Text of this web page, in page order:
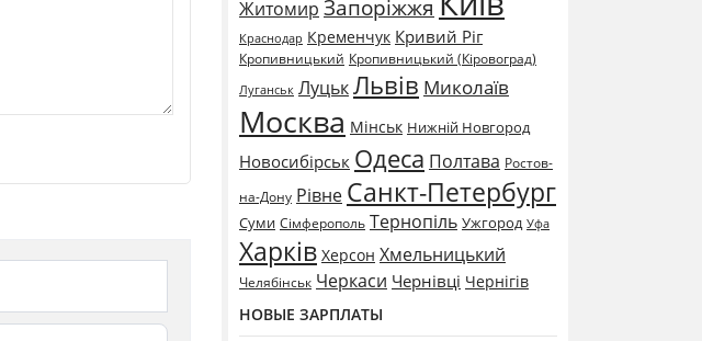
Житомир Запоріжжя
Краснодар Кременчук Кривий Ріг
Кропивницький Кропивницький (Кіровоград)
Луганськ ЛуцькЛьвів Миколаїв
Москва Мінськ Нижній Новгород
Новосибірськ Одеса Полтава Ростов-
на-Дону Рівне Санкт-Петербург
Суми Сімферополь Тернопіль Ужгород Уфа
Харків Херсон Хмельницький
Челябінськ Черкаси Чернівці Чернігів
НОВЫЕ ЗАРПЛАТЫ